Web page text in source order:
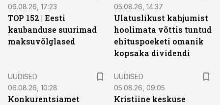
06.08.26, 17:23
TOP 152 | Eesti
kaubanduse suurimad
maksuvõlglased
05.08.26, 14:37
Ulatuslikust kahjumist
hoolimata võttis tuntud
ehituspoeketi omanik
kopsaka dividendi
UUDISED
06.08.26, 10:28
Konkurentsiamet
UUDISED
05.08.26, 09:05
Kristiine keskuse